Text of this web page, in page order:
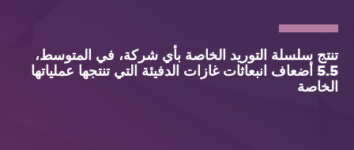
تنتج سلسلة التوريد الخاصة بأي شركة، في المتوسط،
5.5 أضعاف انبعاثات غازات الدفيئة التي تنتجها عملياتها
الخاصة